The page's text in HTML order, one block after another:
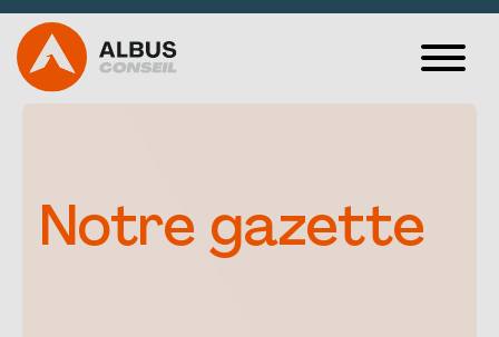
SPORT ET
Notre gazette